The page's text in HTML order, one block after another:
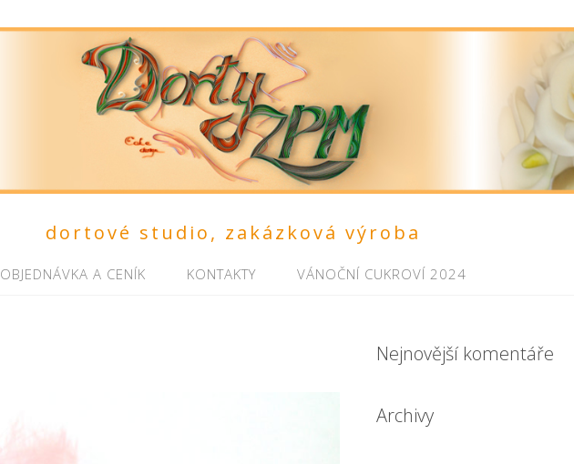
dortové studio, zakázková výroba
OBJEDNÁVKA A CENÍK KONTAKTY VÁNOČNÍ CUKROVÍ 2024
Nejnovější komentáře
Archivy